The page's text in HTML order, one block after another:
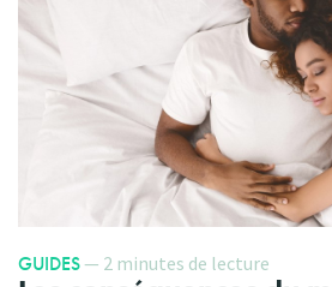
GUIDES— 2 minutes de lecture